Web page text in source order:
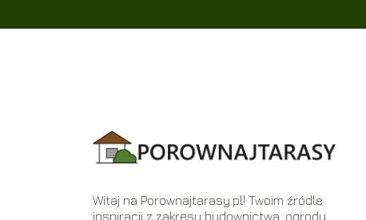
Witaj na Porownajtarasy.pl! Twoim źródle
inspiracji z zakresu budownictwa, ogrodu,